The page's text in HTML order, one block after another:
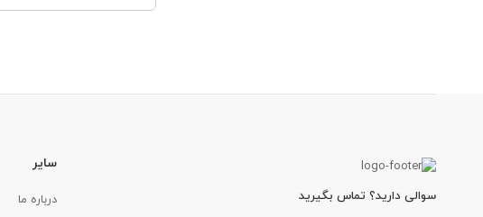
سوالی دارید؟ تماس بگیرید
سایر
درباره ما